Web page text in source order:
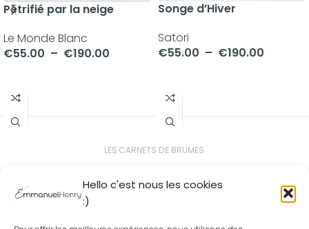
Hello c'est nous les cookies
:)
Pétrifié par la neige
Le Monde Blanc
€55.00 – €190.00
Songe d’Hiver
Satori
€55.00 – €190.00
LES CARNETS DE BRUMES